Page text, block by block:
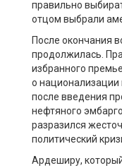
правильно
отцом выбрали
После окончания
продолжилась.
избранного
о национализации
после введения
нефтяного
разразился
политический
Ардеширу,